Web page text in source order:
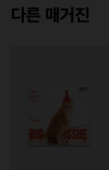
다른 매거진